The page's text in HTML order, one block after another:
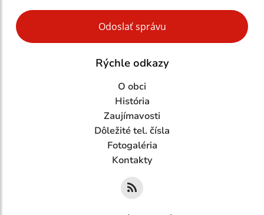
Google reCaptcha Response
Odoslať správu
Rýchle odkazy
O obci
História
Zaujímavosti
Dôležité tel. čísla
Fotogaléria
Kontakty